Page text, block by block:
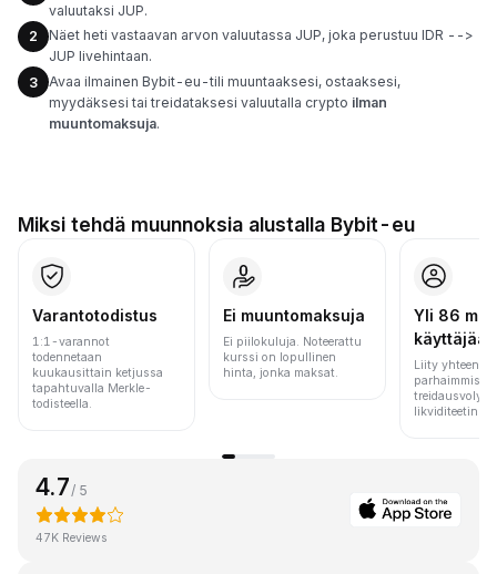
valuutaksi JUP.
2
Näet heti vastaavan arvon valuutassa JUP, joka perustuu IDR -->
JUP livehintaan.
3
Avaa ilmainen Bybit-eu-tili muuntaaksesi, ostaaksesi,
myydäksesi tai treidataksesi valuutalla crypto ilman
muuntomaksuja.
Miksi tehdä muunnoksia alustalla Bybit-eu
Varantotodistus
1:1-varannot
todennetaan
kuukausittain ketjussa
tapahtuvalla Merkle-
todisteella.
Ei muuntomaksuja
Ei piilokuluja. Noteerattu
kurssi on lopullinen
hinta, jonka maksat.
Yli 86 milj.
käyttäjää
Liity yhteen
parhaimmista
likviditeetin
4.7 / 5
47K Reviews